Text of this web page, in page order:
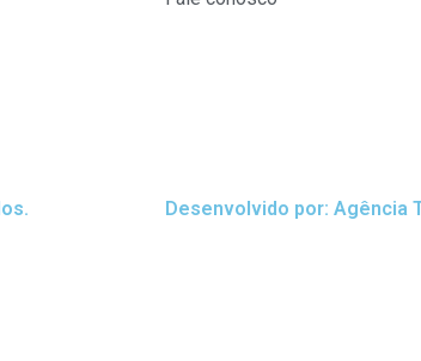
Desenvolvido por: Agência